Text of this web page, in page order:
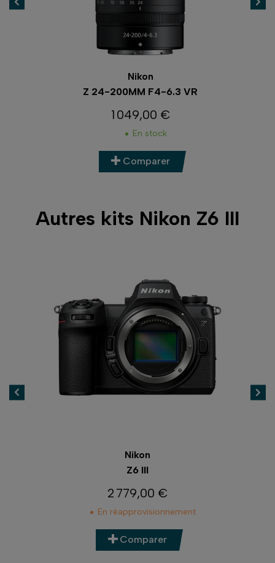
Nikon
Z 24-120MM F4 S
Prix
1 249,00 €
En stock
Comparer
Autres kits Nikon Z6 III
Nikon
Z6 III
Prix
2 779,00 €
En réapprovisionnement
Comparer